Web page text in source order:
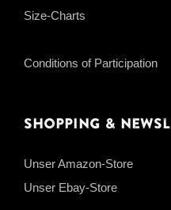
Size-Charts
Conditions of Participation
Shopping &
Unser Amazon-Store
Unser Ebay-Store